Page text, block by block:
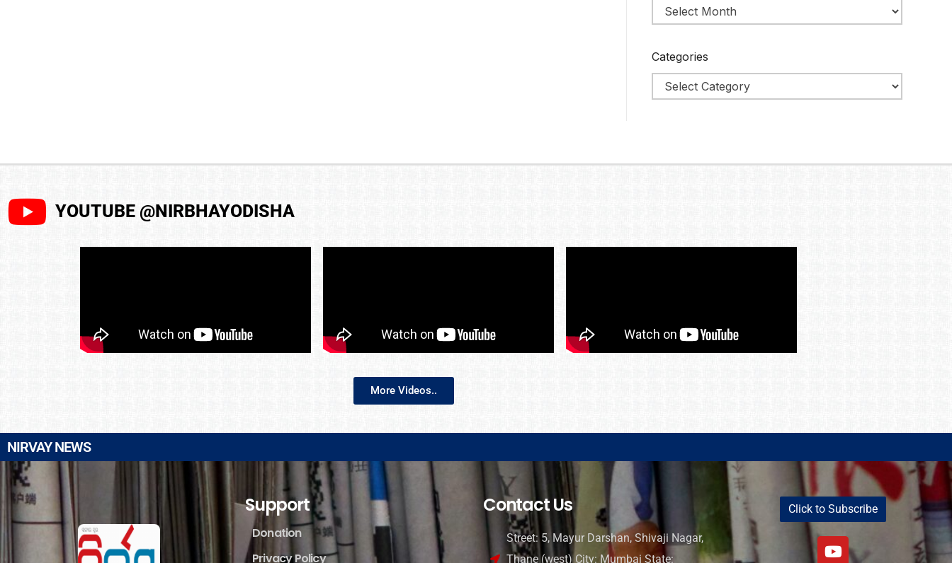
Categories
YOUTUBE @NIRBHAYODISHA
More Videos..
NIRVAY NEWS
Support
Donation
Privacy Policy
Contact Us
Street: 5, Mayur Darshan, Shivaji Nagar,
Thane (west) City: Mumbai State:
Click to Subscribe